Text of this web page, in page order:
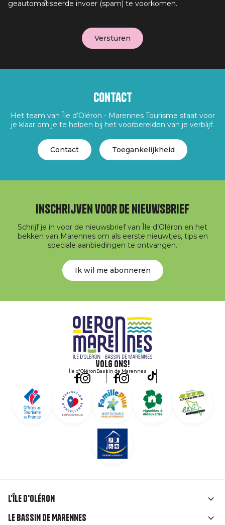
geautomatiseerde invoer (spam) te voorkomen.
Contact
Het team van Île d’Oléron - Marennes Tourisme staat voor
je klaar om je te helpen bij het voorbereiden van je verblijf.
Contact Toegankelijkheid
Inschrijven voor de nieuwsbrief
Schrijf je in voor de nieuwsbrief van Île d’Oléron en het
bekken van Marennes om als eerste nieuwtjes, tips en
speciale aanbiedingen te ontvangen.
Ik wil me abonneren
Volg ons!
Île d'OléronBassin de Marennes
Liens
L'île d'Oléron
Le Bassin de Marennes